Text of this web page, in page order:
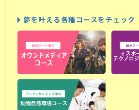
夢を叶える各種コースをチェック